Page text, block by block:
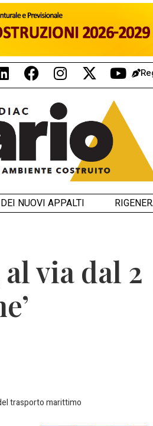
NUOVI APPALTI
via dal 2
trasporto marittimo